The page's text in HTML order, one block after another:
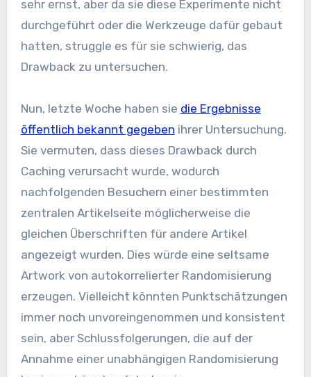
sehr ernst, aber da sie diese Experimente nicht
durchgeführt oder die Werkzeuge dafür gebaut
hatten, struggle es für sie schwierig, das
Drawback zu untersuchen.
Nun, letzte Woche haben sie die Ergebnisse
öffentlich bekannt gegeben ihrer Untersuchung.
Sie vermuten, dass dieses Drawback durch
Caching verursacht wurde, wodurch
nachfolgenden Besuchern einer bestimmten
zentralen Artikelseite möglicherweise die
gleichen Überschriften für andere Artikel
angezeigt wurden. Dies würde eine seltsame
Artwork von autokorrelierter Randomisierung
erzeugen. Vielleicht könnten Punktschätzungen
immer noch unvoreingenommen und konsistent
sein, aber Schlussfolgerungen, die auf der
Annahme einer unabhängigen Randomisierung